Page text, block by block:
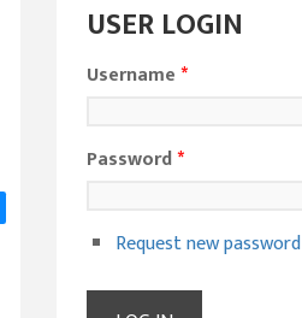
USER LOGIN
Username*
Password*
Request new password